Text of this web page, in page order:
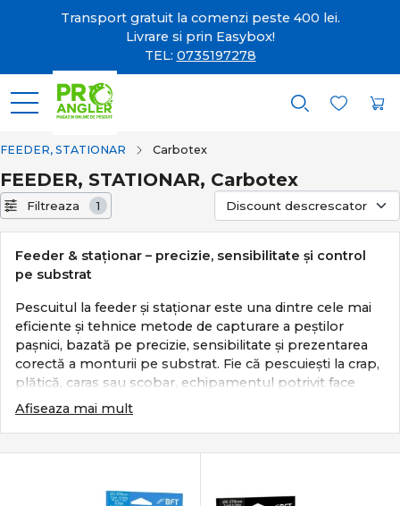
Transport gratuit la comenzi peste 400 lei.
Livrare si prin Easybox!
TEL: 0735197278
FEEDER, STATIONAR Carbotex
FEEDER, STATIONAR, Carbotex
Filtreaza 1
Feeder & staționar – precizie, sensibilitate și control
pe substrat
Pescuitul la feeder și staționar este una dintre cele mai
eficiente și tehnice metode de capturare a peștilor
pașnici, bazată pe precizie, sensibilitate și prezentarea
corectă a monturii pe substrat. Fie că pescuiești la crap,
plătică, caras sau scobar, echipamentul potrivit face
diferența între o partidă obișnuită și una productivă.
Categoria Feeder & Staționar din PRO ANGLER reunește
pescuit modern, adaptate atât apelor stătătoare, cât și
Afiseaza mai mult